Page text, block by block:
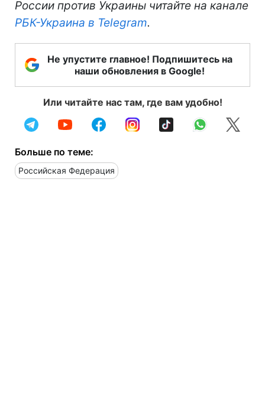
России против Украины читайте на канале
РБК-Украина в Telegram.
Не упустите главное! Подпишитесь на
наши обновления в Google!
Или читайте нас там, где вам удобно!
Больше по теме:
Российская Федерация